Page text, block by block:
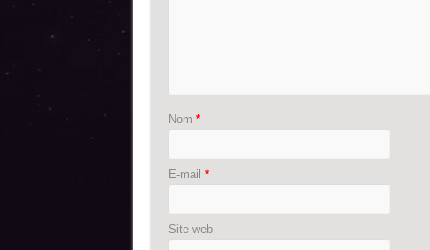
Nom *
E-mail *
Site web